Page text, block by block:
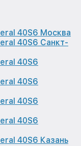
40S6 Москва
40S6 Санкт-
40S6
40S6
40S6
40S6
40S6 Казань